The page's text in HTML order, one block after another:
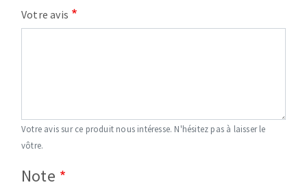
Votre avis
Votre avis sur ce produit nous intéresse. N'hésitez pas à laisser le
vôtre.
Note